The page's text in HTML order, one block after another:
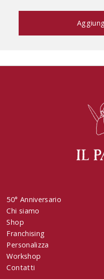
50° Anniversario
Chi siamo
Shop
Franchising
Personalizza
Workshop
Contatti